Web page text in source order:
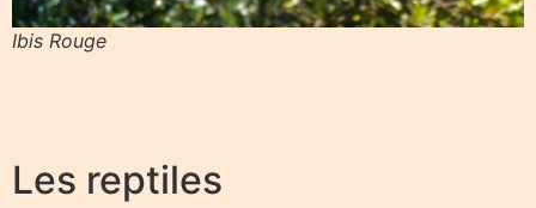
Ibis Rouge
Les reptiles